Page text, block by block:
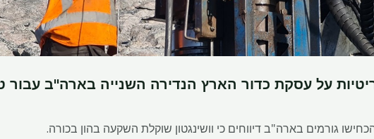
על עסקת כדור הארץ הנדירה השנייה בארה"ב עבור
גורמים בארה"ב דיווחים כי וושינגטון שוקלת השקעה בהון בכורה.